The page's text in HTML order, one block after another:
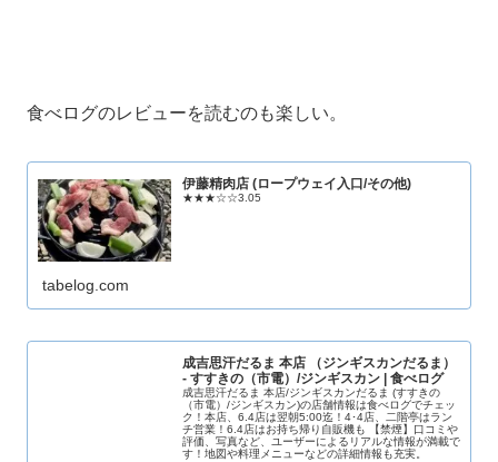
食べログのレビューを読むのも楽しい。
伊藤精肉店 (ロープウェイ入口/その他)
★★★☆☆3.05
tabelog.com
成吉思汗だるま 本店 （ジンギスカンだるま）
- すすきの（市電）/ジンギスカン | 食べログ
成吉思汗だるま 本店/ジンギスカンだるま (すすきの
（市電）/ジンギスカン)の店舗情報は食べログでチェッ
ク！本店、6.4店は翌朝5:00迄！4･4店、二階亭はラン
チ営業！6.4店はお持ち帰り自販機も 【禁煙】口コミや
評価、写真など、ユーザーによるリアルな情報が満載で
す！地図や料理メニューなどの詳細情報も充実。